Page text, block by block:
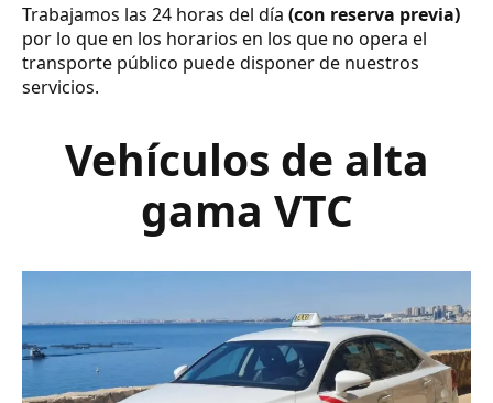
Trabajamos las 24 horas del día (con reserva previa)
por lo que en los horarios en los que no opera el
transporte público puede disponer de nuestros
servicios.
Vehículos de alta
gama VTC